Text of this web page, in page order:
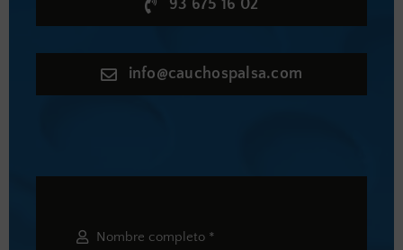
93 675 16 02
info@cauchospalsa.com